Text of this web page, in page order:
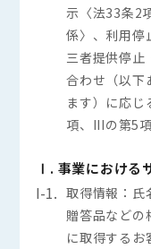
示〈法33条2
係〉、利用停
三者提供停止
合わせ（以下
ます）に応じ
項、IIIの第5
Ⅰ. 事業における
I-1. 取得情報：氏
贈答品などの
に取得するお